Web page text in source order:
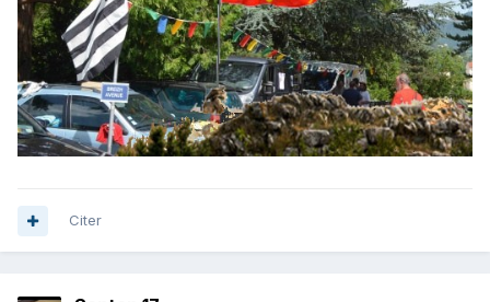
Citer